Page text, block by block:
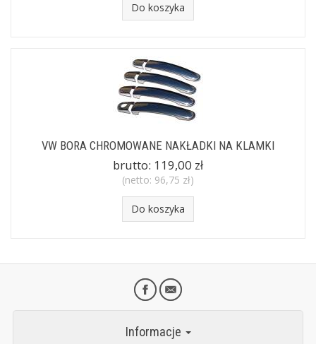
Do koszyka
VW BORA CHROMOWANE NAKŁADKI NA KLAMKI
brutto: 119,00 zł
(netto: 96,75 zł)
Do koszyka
Informacje